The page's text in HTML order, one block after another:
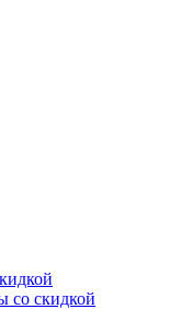
со скидкой